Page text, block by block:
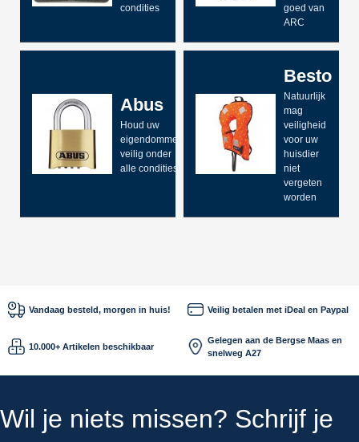
condities
goed van
ARC
Abus
Houd uw
eigendommen
veilig onder
alle condities
Besto
Natuurlijk
mag
veiligheid
voor uw
huisdier
niet
vergeten
worden
Vandaag besteld, morgen in huis! Veilig betalen met iDeal en Paypal
10.000+ Artikelen beschikbaar
Gelegen aan de Bergse Maas en
snelweg A27
Wil je niets missen? Schrijf je